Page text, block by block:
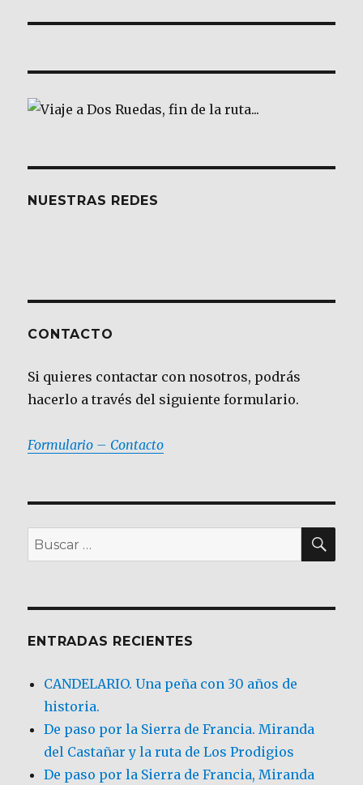
NUESTRAS REDES
CONTACTO
Si quieres contactar con nosotros, podrás
hacerlo a través del siguiente formulario.
Formulario – Contacto
Buscar
por:
ENTRADAS RECIENTES
CANDELARIO. Una peña con 30 años de
historia.
De paso por la Sierra de Francia. Miranda
del Castañar y la ruta de Los Prodigios
De paso por la Sierra de Francia, Miranda